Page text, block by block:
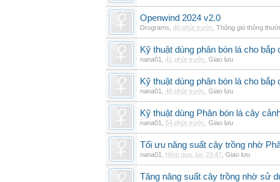
Openwind 2024 v2.0
Drograms 40 phút trước Thông gió thông
Kỹ thuật dùng phân bón lá cho bắp
nana01 41 phút trước Giao lưu
Kỹ thuật dùng phân bón lá cho bắp
nana01 48 phút trước Giao lưu
Kỹ thuật dùng Phân bón lá cây
nana01 54 phút trước Giao lưu
Tối ưu năng suất cây trồng nhờ
nana01 Hôm qua, lúc 23:47 Giao lưu
Tăng năng suất cây trồng nhờ sử